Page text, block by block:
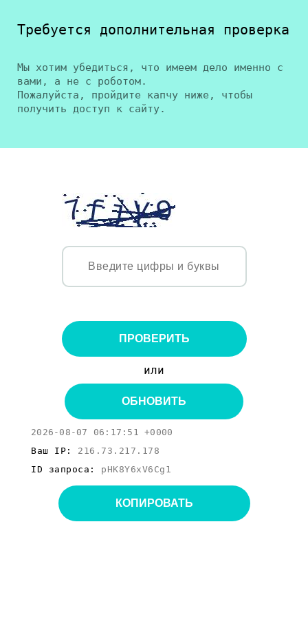
Требуется дополнительная проверка
Мы хотим убедиться, что имеем дело именно с
вами, а не с роботом.
Пожалуйста, пройдите капчу ниже, чтобы
получить доступ к сайту.
ПРОВЕРИТЬ
или
ОБНОВИТЬ
2026-08-07 06:17:51 +0000
Ваш IP: 216.73.217.178
ID запроса: pHK8Y6xV6Cg1
КОПИРОВАТЬ